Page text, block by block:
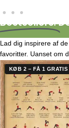
Bestsellers:
Lad dig inspirere af
favoritter. Uanset om
KØB 2 – FÅ 1 GRATIS